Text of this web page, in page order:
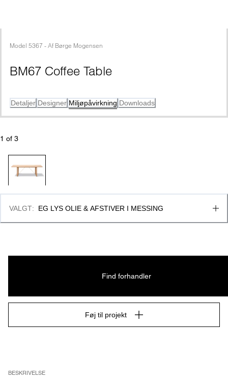
Model 5367 - Af Børge Mogensen
BM67 Coffee Table
Detaljer Designer Miljøpåvirkning Downloads
1 of 3
BESKRIVELSE
VALGT: EG LYS OLIE & AFSTIVER I MESSING
Find forhandler
Føj til projekt